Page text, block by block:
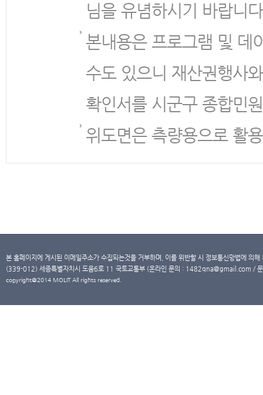
님을 유념하시기 바랍니
본내용은 프로그램 및 데
수도 있으니 재산권행사
확인서를 시군구 종합민
위도면은 측량용으로 활
본 홈페이지에 게시된 이메일주소가 수집되는것을 거부하며, 이를 위반할 시 정보통신망법에 의
(339-012) 세종특별자치시 도움6로 11 국토교통부 (온라인 문의 : 1482qna@gmail.com /
copyright@2014 MOLIT All rights reserved.